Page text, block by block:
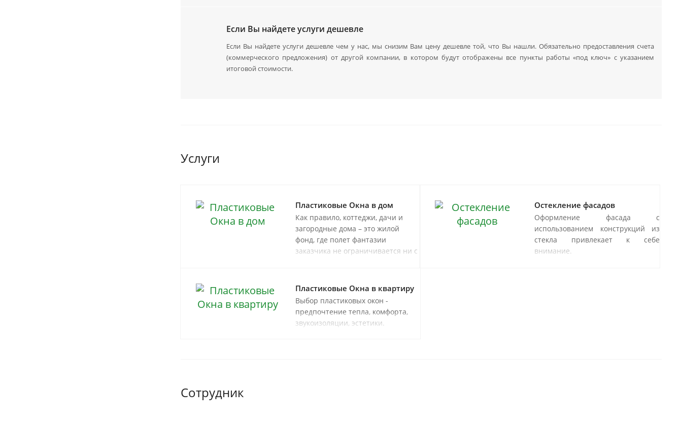
Если Вы найдете услуги дешевле
Если Вы найдете услуги дешевле чем у нас, мы снизим Вам цену дешевле той, что Вы нашли. Обязательно предоставления счета
(коммерческого предложения) от другой компании, в котором будут отображены все пункты работы «под ключ» с указанием
итоговой стоимости.
Услуги
Пластиковые Окна в дом
Как правило, коттеджи, дачи и
загородные дома – это жилой
фонд, где полет фантазии
заказчика не ограничивается ни с
помещений. Поэтому так важно,
чтобы окна загородного дома
создавали гармоничный,
законченный внешний вид,
надежно защищали и в жару, и в
Остекление фасадов
Оформление фасада с
использованием конструкций из
стекла привлекает к себе
внимание.
Пластиковые Окна в квартиру
Выбор пластиковых окон -
предпочтение тепла, комфорта,
звукоизоляции, эстетики.
Сотрудник